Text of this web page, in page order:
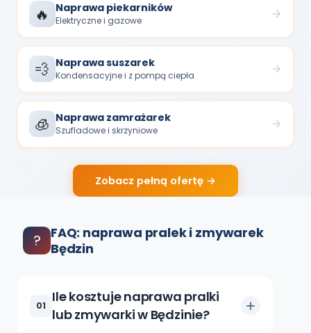
🔥 Naprawa piekarników
Elektryczne i gazowe
💨 Naprawa suszarek
Kondensacyjne i z pompą ciepła
🧊 Naprawa zamrażarek
Szufladowe i skrzyniowe
Zobacz pełną ofertę →
?
FAQ: naprawa pralek i zmywarek
Będzin
01
Ile kosztuje naprawa pralki
lub zmywarki w Będzinie?